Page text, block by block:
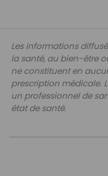
Les informations
la santé, au bien-être
ne constituent en
prescription médicale.
un professionnel de
état de santé.